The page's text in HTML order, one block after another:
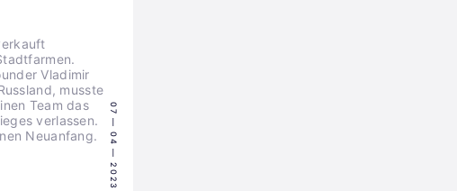
Vladimir
musste
Team das
verlassen.
Neuanfang.
07 — 04 — 2023